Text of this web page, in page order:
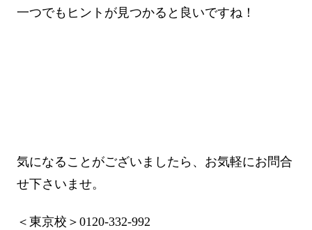
一つでもヒントが見つかると良いですね！
気になることがございましたら、お気軽にお問合
せ下さいませ。
＜東京校＞0120-332-992